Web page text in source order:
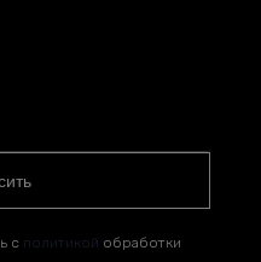
с политикой обработки